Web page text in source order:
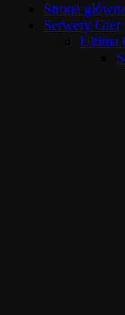
Strona główna
Serwery Gier
Ultima